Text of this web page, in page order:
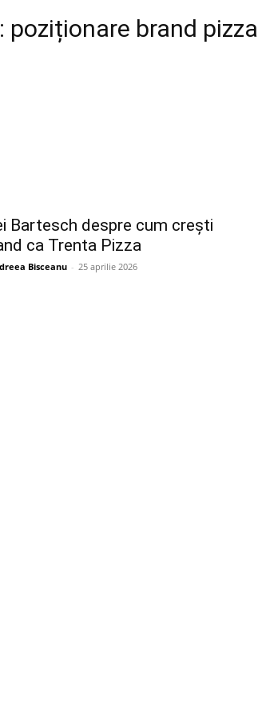
poziționare brand pizza
Bartesch despre cum crești
ca Trenta Pizza
Bisceanu - 25 aprilie 2026